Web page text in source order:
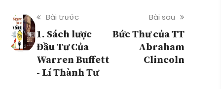
Bài trước
1. Sách lược
Đầu Tư Của
Warren Buffett
- Lí Thành Tư
Bài sau
Bức Thư của TT
Abraham
Clincoln